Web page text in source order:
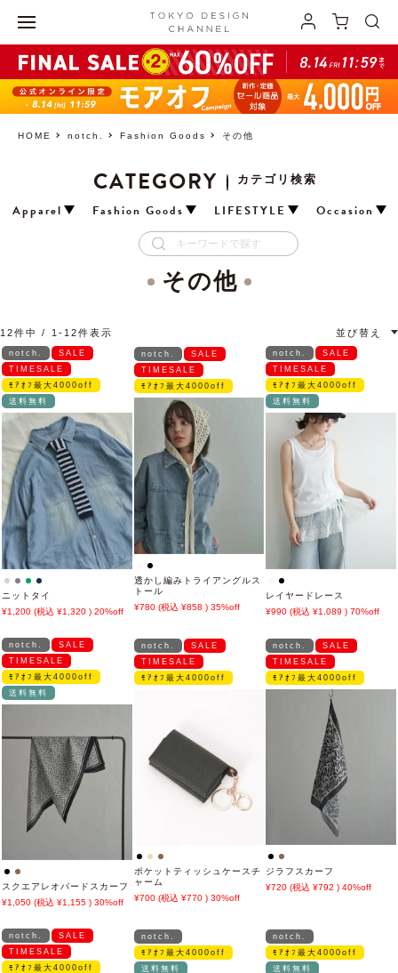
HOME notch. Fashion Goods その他
CATEGORY
カテゴリ検索
Apparel
Fashion Goods LIFESTYLE Occasion
その他
並び替え
12件中 1 - 12件表示
notch.
SALE
TIMESALE
ﾓｱｵﾌ最大4000off
送料無料
ニットタイ
1,200
1,320 20%off
notch.
SALE
TIMESALE
ﾓｱｵﾌ最大4000off
透かし編みトライアングルス
トール
780
858 35%off
notch.
SALE
TIMESALE
ﾓｱｵﾌ最大4000off
送料無料
レイヤードレース
990
1,089 70%off
notch.
SALE
TIMESALE
ﾓｱｵﾌ最大4000off
送料無料
スクエアレオパードスカーフ
1,050
1,155 30%off
notch.
SALE
TIMESALE
ﾓｱｵﾌ最大4000off
ポケットティッシュケースチ
ャーム
700
770 30%off
notch.
SALE
TIMESALE
ﾓｱｵﾌ最大4000off
ジラフスカーフ
720
792 40%off
notch.
SALE
TIMESALE
ﾓｱｵﾌ最大4000off
notch.
ﾓｱｵﾌ最大4000off
送料無料
notch.
ﾓｱｵﾌ最大4000off
送料無料